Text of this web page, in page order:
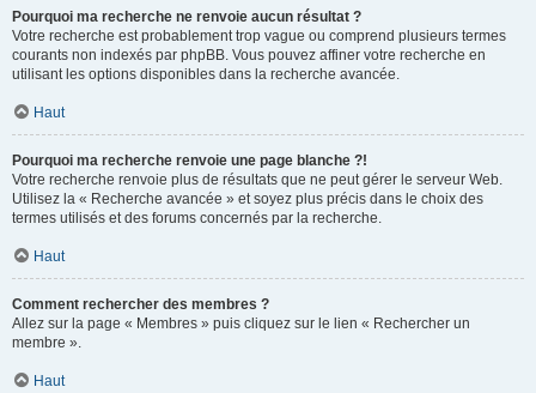
Pourquoi ma recherche ne renvoie aucun résultat ?
Votre recherche est probablement trop vague ou comprend plusieurs termes
courants non indexés par phpBB. Vous pouvez affiner votre recherche en
utilisant les options disponibles dans la recherche avancée.
Haut
Pourquoi ma recherche renvoie une page blanche ?!
Votre recherche renvoie plus de résultats que ne peut gérer le serveur Web.
Utilisez la « Recherche avancée » et soyez plus précis dans le choix des
termes utilisés et des forums concernés par la recherche.
Haut
Comment rechercher des membres ?
Allez sur la page « Membres » puis cliquez sur le lien « Rechercher un
membre ».
Haut